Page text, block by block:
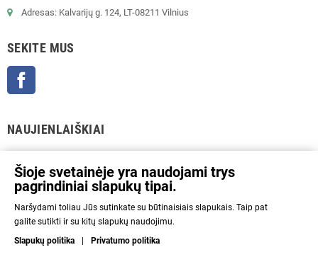
Adresas: Kalvarijų g. 124, LT-08211 Vilnius
SEKITE MUS
NAUJIENLAIŠKIAI
informaciją rasite parduotuvės taisyklėse.
Aš sutinku su Privatumo politika ir asmens duomenų tvarkymu.
Šioje svetainėje yra naudojami trys
pagrindiniai slapukų tipai.
Naršydami toliau Jūs sutinkate su būtinaisiais slapukais. Taip pat
galite sutikti ir su kitų slapukų naudojimu.
Slapukų politika
Privatumo politika